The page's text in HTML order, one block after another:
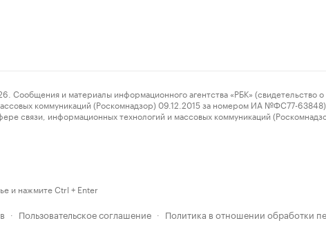
и материалы информационного агентства «РБК» (свидетельство о
коммуникаций (Роскомнадзор) 09.12.2015 за номером ИА №ФС77-63848)
связи, информационных технологий и массовых коммуникаций
и нажмите Ctrl + Enter
· Пользовательское соглашение · Политика в отношении обработки